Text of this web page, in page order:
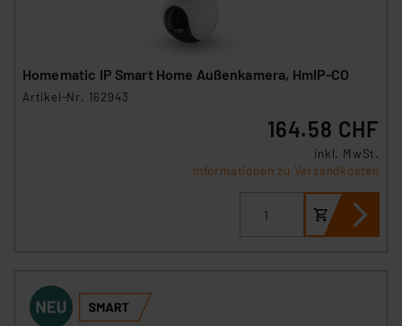
Homematic IP Smart Home Außenkamera, HmIP-CO
Artikel-Nr. 162943
164.58 CHF
inkl. MwSt.
Informationen zu Versandkosten